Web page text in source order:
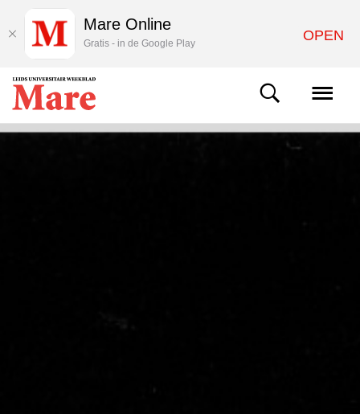
Mare Online
Gratis - in de Google Play OPEN